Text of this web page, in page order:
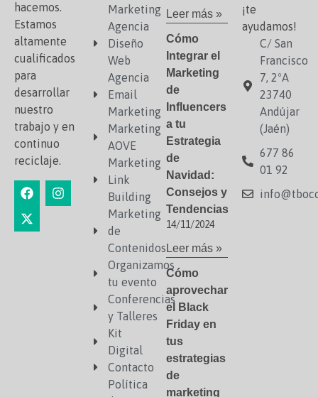
hacemos.
Estamos
altamente
cualificados
para
desarrollar
nuestro
trabajo y en
continuo
reciclaje.
Marketing
Agencia
Diseño
Web
Agencia
Email
Marketing
Marketing
AOVE
Marketing
Link
Building
Marketing
de
Contenidos
Organizamos
tu evento
Conferencias
y Talleres
Kit
Digital
Contacto
Política
Leer más »
Cómo
Integrar el
Marketing
de
Influencers
a tu
Estrategia
de
Navidad:
Consejos y
Tendencias
14/11/2024
Leer más »
Cómo
aprovechar
el Black
Friday en
tus
estrategias
de
marketing
¡te
ayudamos!
C/ San
Francisco
7, 2ºA
23740
Andújar
(Jaén)
677 86
01 92